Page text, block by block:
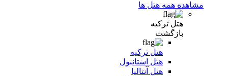
مشاهده همه هتل ها
هتل ترکیه
بازگشت
هتل ترکیه
هتل استانبول
هتل آنتالیا